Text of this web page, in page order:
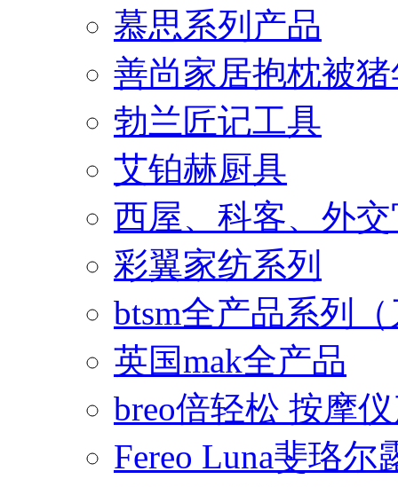
慕思系列产品
善尚家居抱枕被
勃兰匠记工具
艾铂赫厨具
西屋、科客、外
彩翼家纺系列
btsm全产品系列
英国mak全产品
breo倍轻松 按摩
Fereo Luna斐珞